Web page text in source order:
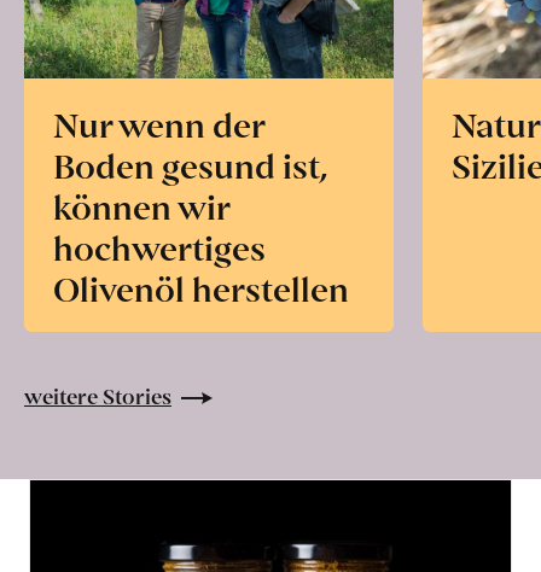
Nur wenn der
Boden gesund ist,
können wir
hochwertiges
Olivenöl herstellen
weitere Stories